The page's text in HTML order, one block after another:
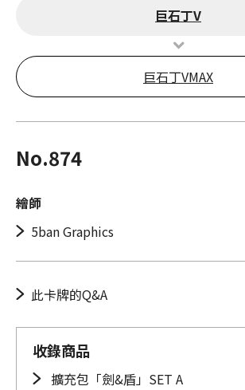
巨石丁V
巨石丁VMAX
No.874
繪師
5ban Graphics
此卡牌的Q&A
收錄商品
擴充包「劍&盾」SET A